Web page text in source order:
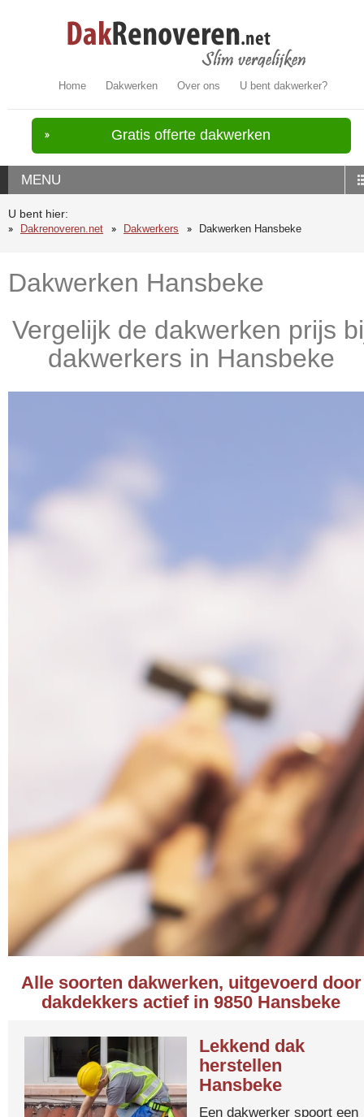
Home Dakwerken Over ons U bent dakwerker?
Gratis offerte dakwerken
MENU
U bent hier:
Dakrenoveren.net
Dakwerkers Dakwerken Hansbeke
Dakwerken Hansbeke
Vergelijk de dakwerken prijs
dakwerkers in Hansbeke
Alle soorten dakwerken, uitgevoerd door
dakdekkers actief in 9850 Hansbeke
Lekkend dak
herstellen
Hansbeke
Een dakwerker spoort een